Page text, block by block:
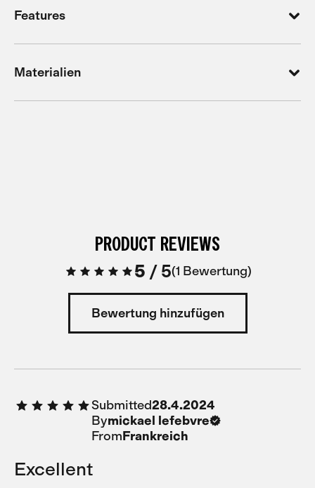
Features
Materialien
PRODUCT REVIEWS
5 /5 1 Bewertung
Bewertung hinzufügen
Submitted28.4.2024
Bymickael lefebvre
FromFrankreich
Excellent